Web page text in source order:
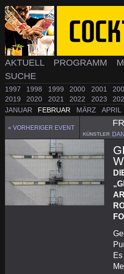
AKTUELL PROGRAMM
SUCHE
1997 1998 1999 2000 2001
2019
2020 2021 2022 2023
JANUAR
FEBRUAR MÄRZ APRIL
« VORHERIGER EVENT
KÜNSTLER